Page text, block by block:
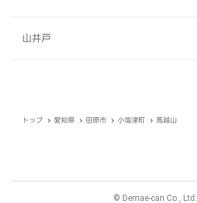
山井戸
トップ 愛知県 田原市 小塩津町 馬越山
© Demae-can Co., Ltd.